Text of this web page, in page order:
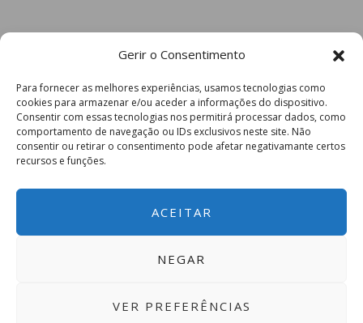
Gerir o Consentimento
Para fornecer as melhores experiências, usamos tecnologias como
cookies para armazenar e/ou aceder a informações do dispositivo.
Consentir com essas tecnologias nos permitirá processar dados, como
comportamento de navegação ou IDs exclusivos neste site. Não
consentir ou retirar o consentimento pode afetar negativamante certos
recursos e funções.
ACEITAR
NEGAR
VER PREFERÊNCIAS